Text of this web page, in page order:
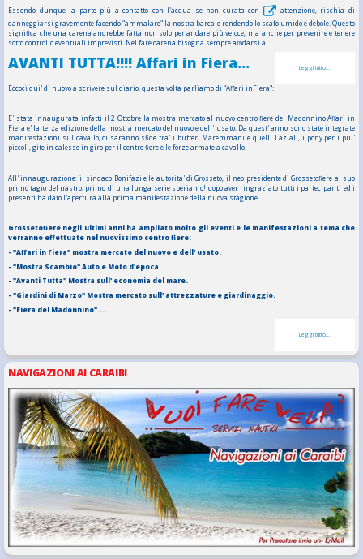
Essendo dunque la parte più a contatto con l'acqua se non curata con
attenzione, rischia di
danneggiarsi gravemente facendo "ammalare" la nostra barca e rendendo lo scafo umido e debole. Questo
significa che una carena andrebbe fatta non solo per andare più veloce, ma anche per prevenire e tenere
sotto controllo eventuali imprevisti. Nel fare carena bisogna sempre affidarsi a...
Leggi tutto...
AVANTI TUTTA!!!! Affari in Fiera...
Eccoci qui' di nuovo a scrivere sul diario, questa volta parliamo di "Affari inFiera":
E' stata innaugurata infatti il 2 Ottobre la mostra mercato al nuovo centro fiere del Madonnino Affari in
Fiera e' la terza edizione della mostra mercato del nuovo e dell' usato; Da quest' anno sono state integrate
manifestazioni sul cavallo, ci saranno sfide tra' i butteri Maremmani e quelli Laziali, i pony per i piu'
piccoli, gite in calesse in giro per il centro fiere e le forze armate a cavallo.
All' innaugurazione: il sindaco Bonifazi e le autorita' di Grosseto, il neo presidente di Grossetofiere al suo
primo tagio del nastro, primo di una lunga serie speriamo! dopo aver ringraziato tutti i partecipanti ed i
presenti ha dato l'apertura alla prima manifestazione della nuova stagione.
Grossetofiere negli ultimi anni ha ampliato molto gli eventi e le manifestazioni a tema che
verranno effettuate nel nuovissimo centro fiere:
- "Affari in Fiera" mostra mercato del nuovo e dell' usato.
- "Mostra Scambio" Auto e Moto d'epoca.
- "Avanti Tutta" Mostra sull' economia del mare.
- "Giardini di Marzo" Mostra mercato sull' attrezzature e giardinaggio.
- "Fiera del Madonnino"....
Leggi tutto...
NAVIGAZIONI AI CARAIBI